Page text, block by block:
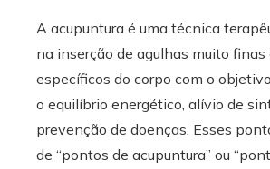
A acupuntura é uma técnica
na inserção de agulhas muito
específicos do corpo com o
o equilíbrio energético, alívio de
prevenção de doenças. Esses
de “pontos de acupuntura” ou